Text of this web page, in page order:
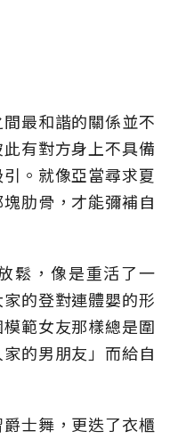
最和諧的關係並不
有對方身上不具備
。就像亞當尋求夏
肋骨，才能彌補自
鬆，像是重活了一
的登對連體嬰的形
範女友那樣總是圍
的男朋友」而給自
士舞，更迭了衣櫃